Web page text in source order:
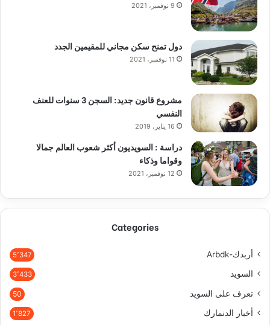
9 نوفمبر، 2021
دول تمنح سكن مجاني للمقيمين الجدد
11 نوفمبر، 2021
مشروع قانون جديد: السجن 3 سنوات للعنف
النفسي
16 يناير، 2019
دراسة : السويديون أكثر شعوب العالم جمالا
وقواما وذكاء
12 نوفمبر، 2021
Categories
أربدك-Arbdk 5٬347
السويد 3٬433
تعرف على السويد 50
أخبار الدنمارك 1٬827